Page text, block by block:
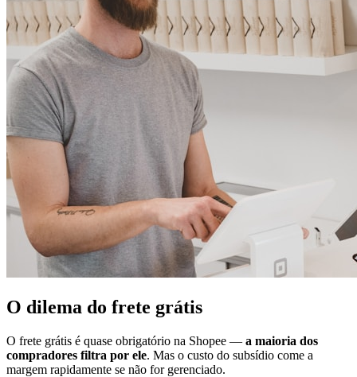
O dilema do frete grátis
O frete grátis é quase obrigatório na Shopee — a maioria dos
compradores filtra por ele. Mas o custo do subsídio come a
margem rapidamente se não for gerenciado.